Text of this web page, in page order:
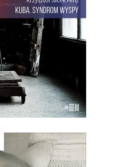
DO KOSZYKA
tu dawna świetność
hodowane w
krowa – bohaterka
zł 22.00zł